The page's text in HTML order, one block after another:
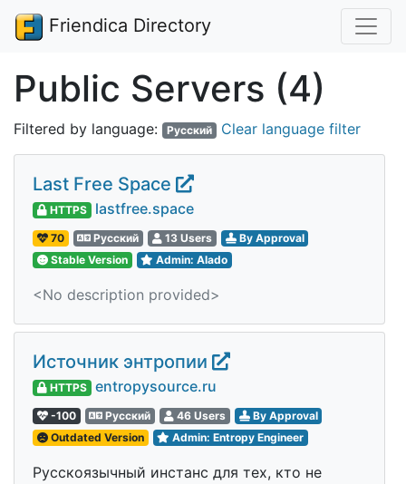
Friendica Directory
Public Servers (4)
Filtered by language: Русский Clear language filter
Last Free Space
HTTPS lastfree.space
70 Русский 13 Users
By Approval
Stable Version
Admin: Alado
<No description provided>
Источник энтропии
HTTPS entropysource.ru
-100 Русский 46 Users
By Approval
Outdated Version
Admin: Entropy Engineer
Русскоязычный инстанс для тех, кто не